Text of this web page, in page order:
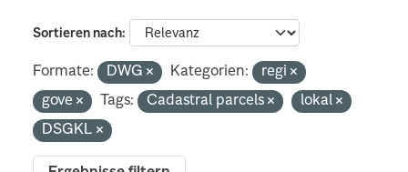
Sortieren nach
Formate: DWG Kategorien:
regi
gove
Tags: Cadastral parcels
lokal
DSGKL